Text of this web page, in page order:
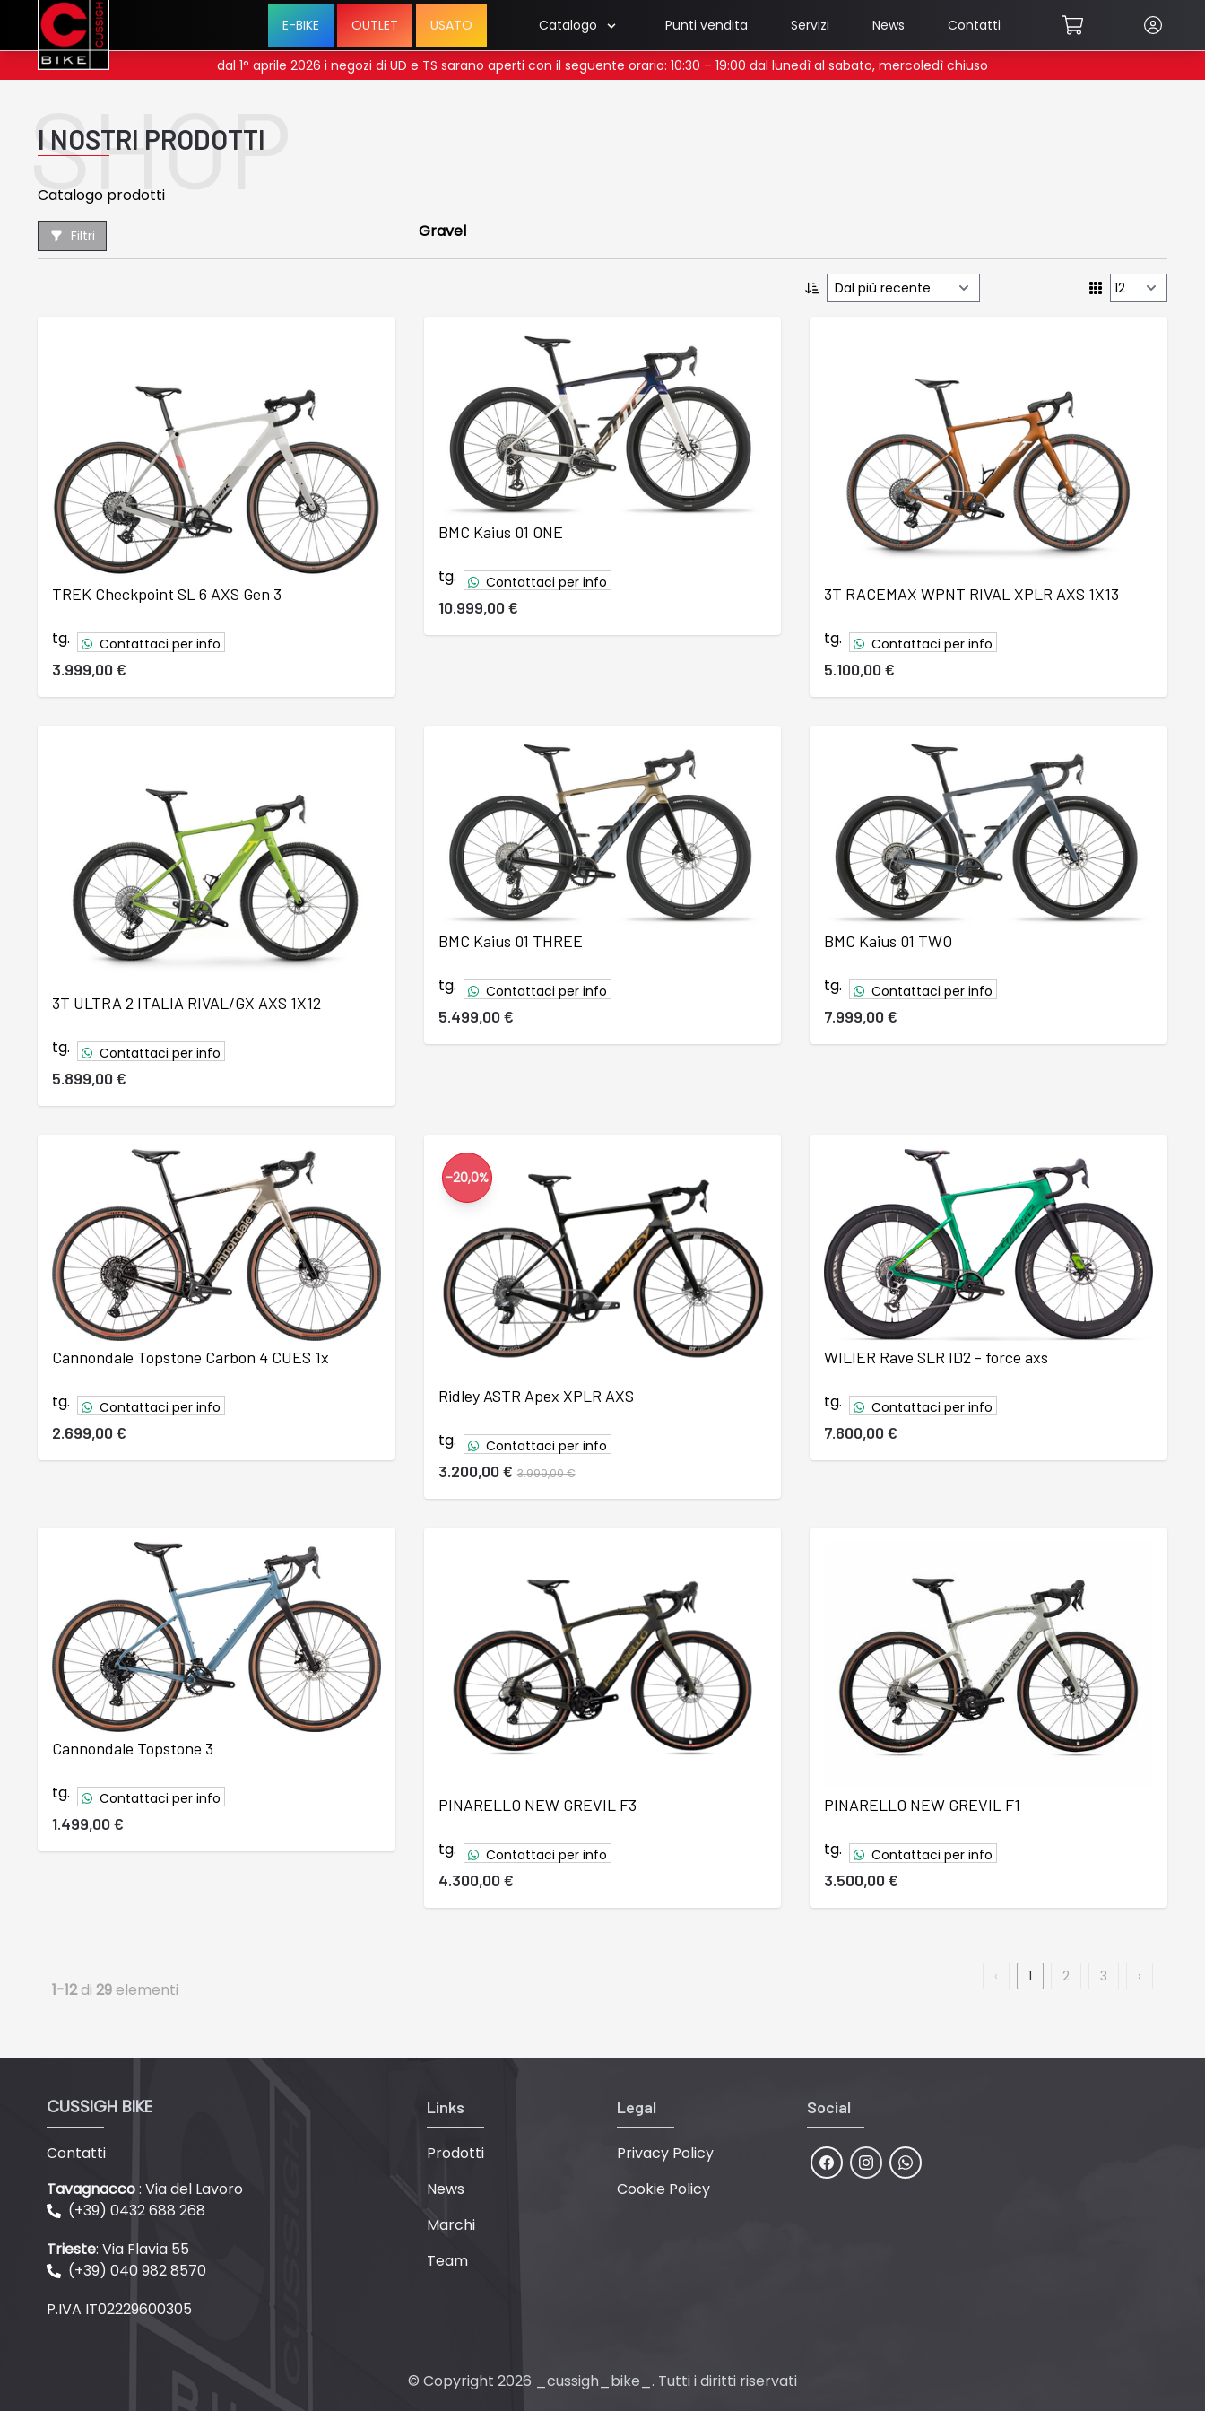
E-BIKE OUTLET USATO Catalogo Punti vendita Servizi News Contatti
dal 1° aprile 2026 i negozi di UD e TS sarano aperti con il seguente orario: 10:30 – 19:00 dal lunedì al sabato, mercoledì chiuso
SHOP
I NOSTRI PRODOTTI
Catalogo prodotti
Filtri Gravel
TREK Checkpoint SL 6 AXS Gen 3
tg. Contattaci per info
3.999,00 €
BMC Kaius 01 ONE
tg. Contattaci per info
10.999,00 €
3T RACEMAX WPNT RIVAL XPLR AXS 1X13
tg. Contattaci per info
5.100,00 €
3T ULTRA 2 ITALIA RIVAL/GX AXS 1X12
tg. Contattaci per info
5.899,00 €
BMC Kaius 01 THREE
tg. Contattaci per info
5.499,00 €
BMC Kaius 01 TWO
tg. Contattaci per info
7.999,00 €
Cannondale Topstone Carbon 4 CUES 1x
tg. Contattaci per info
2.699,00 €
-20,0%
Ridley ASTR Apex XPLR AXS
tg. Contattaci per info
3.200,00 € 3.999,00 €
WILIER Rave SLR ID2 - force axs
tg. Contattaci per info
7.800,00 €
Cannondale Topstone 3
tg. Contattaci per info
1.499,00 €
PINARELLO NEW GREVIL F3
tg. Contattaci per info
4.300,00 €
PINARELLO NEW GREVIL F1
tg. Contattaci per info
3.500,00 €
1-12di 29elementi
‹ 1 2 3 ›
menu
CUSSIGH BIKE
Contatti
Tavagnacco: Via del Lavoro
(+39) 0432 688 268
Trieste: Via Flavia 55
(+39) 040 982 8570
P.IVA IT02229600305
Links
Prodotti
News
Marchi
Team
Legal
Privacy Policy
Cookie Policy
Social
© Copyright 2026 _cussigh_bike_. Tutti i diritti riservati